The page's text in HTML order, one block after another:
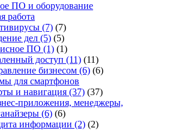
ПО и оборудование
работа
(7) (7)
дел (5) (5)
ПО (1) (1)
доступ (11) (11)
бизнесом (6) (6)
для смартфонов
и навигация (37) (37)
приложения, менеджеры,
(6) (6)
информации (2) (2)